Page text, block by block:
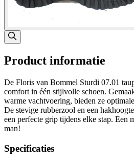
Product informatie
De Floris van Bommel Sturdi 07.01
comfort in één stijlvolle schoen.
warme vachtvoering, bieden ze
De stevige rubberzool en een
een perfecte grip tijdens elke stap. Een
man!
Specificaties